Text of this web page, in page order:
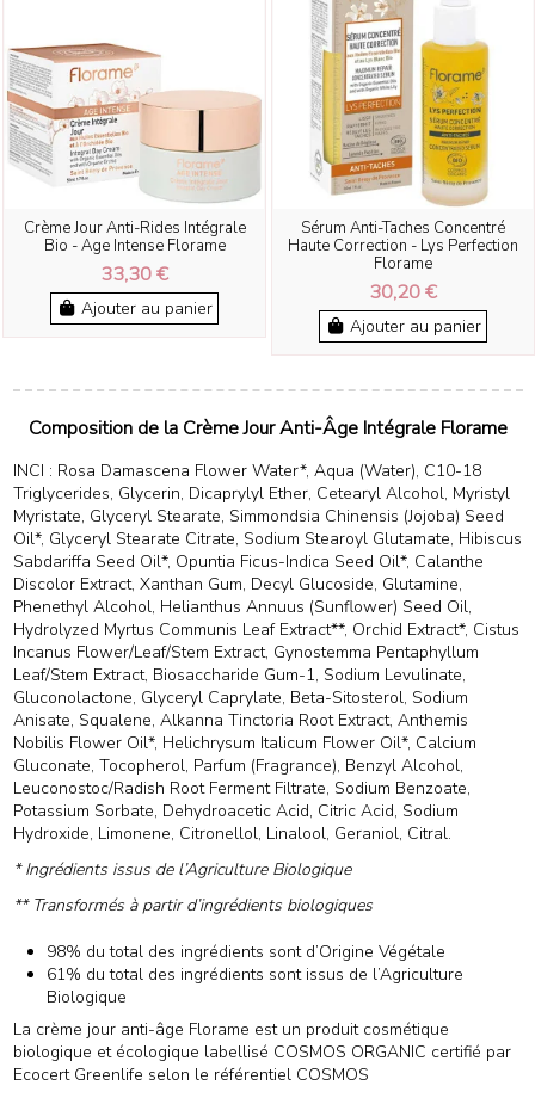
Crème Jour Anti-Rides Intégrale
Bio - Age Intense Florame
33,30 €
Ajouter au panier
Sérum Anti-Taches Concentré
Haute Correction - Lys Perfection
Florame
30,20 €
Ajouter au panier
Composition de la Crème Jour Anti-Âge Intégrale Florame
INCI : Rosa Damascena Flower Water*, Aqua (Water), C10-18
Triglycerides, Glycerin, Dicaprylyl Ether, Cetearyl Alcohol, Myristyl
Myristate, Glyceryl Stearate, Simmondsia Chinensis (Jojoba) Seed
Oil*, Glyceryl Stearate Citrate, Sodium Stearoyl Glutamate, Hibiscus
Sabdariffa Seed Oil*, Opuntia Ficus-Indica Seed Oil*, Calanthe
Discolor Extract, Xanthan Gum, Decyl Glucoside, Glutamine,
Phenethyl Alcohol, Helianthus Annuus (Sunflower) Seed Oil,
Hydrolyzed Myrtus Communis Leaf Extract**, Orchid Extract*, Cistus
Incanus Flower/Leaf/Stem Extract, Gynostemma Pentaphyllum
Leaf/Stem Extract, Biosaccharide Gum-1, Sodium Levulinate,
Gluconolactone, Glyceryl Caprylate, Beta-Sitosterol, Sodium
Anisate, Squalene, Alkanna Tinctoria Root Extract, Anthemis
Nobilis Flower Oil*, Helichrysum Italicum Flower Oil*, Calcium
Gluconate, Tocopherol, Parfum (Fragrance), Benzyl Alcohol,
Leuconostoc/Radish Root Ferment Filtrate, Sodium Benzoate,
Potassium Sorbate, Dehydroacetic Acid, Citric Acid, Sodium
Hydroxide, Limonene, Citronellol, Linalool, Geraniol, Citral.
* Ingrédients issus de l’Agriculture Biologique
** Transformés à partir d’ingrédients biologiques
98% du total des ingrédients sont d’Origine Végétale
61% du total des ingrédients sont issus de l’Agriculture
Biologique
La crème jour anti-âge Florame est un produit cosmétique
biologique et écologique labellisé COSMOS ORGANIC certifié par
Ecocert Greenlife selon le référentiel COSMOS